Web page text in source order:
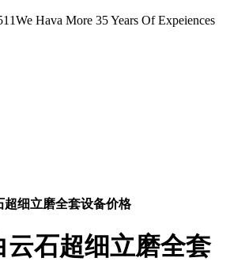
We Hava More 35 Years Of Expeiences
超细立磨全套设备价格
云石超细立磨全套